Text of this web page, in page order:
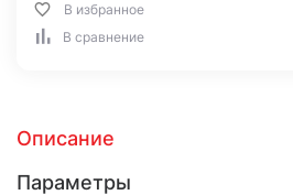
В избранное
В сравнение
Описание
Параметры